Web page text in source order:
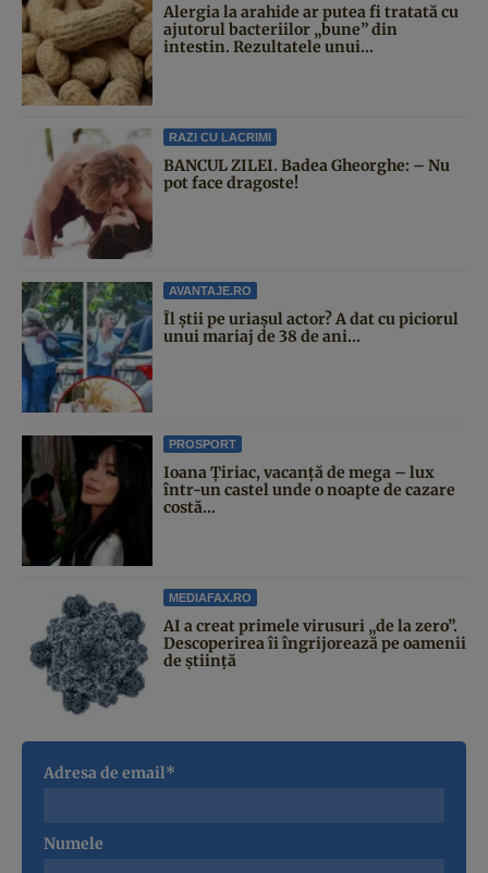
Alergia la arahide ar putea fi tratată cu
ajutorul bacteriilor „bune” din
intestin. Rezultatele unui...
RAZI CU LACRIMI
BANCUL ZILEI. Badea Gheorghe: – Nu
pot face dragoste!
AVANTAJE.RO
Îl știi pe uriașul actor? A dat cu piciorul
unui mariaj de 38 de ani...
PROSPORT
Ioana Țiriac, vacanță de mega – lux
într-un castel unde o noapte de cazare
costă...
MEDIAFAX.RO
AI a creat primele virusuri „de la zero”.
Descoperirea îi îngrijorează pe oamenii
de știință
Adresa de email*
Numele